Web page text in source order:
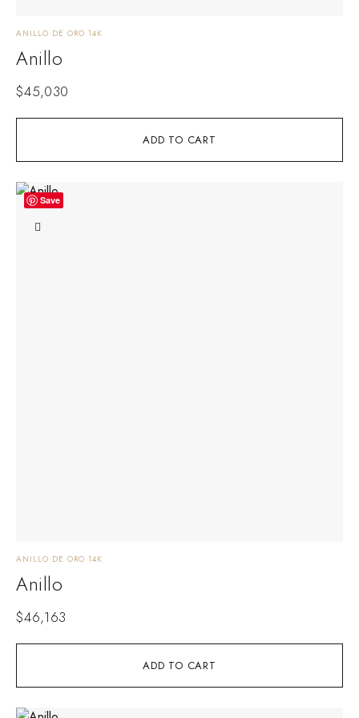
ADD TO CART
ANILLO DE ORO 14K
Anillo
$45,030
Save
ADD TO CART
ANILLO DE ORO 14K
Anillo
$46,163